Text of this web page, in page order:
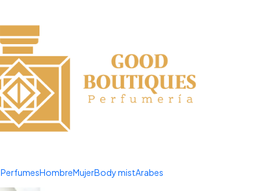
PerfumesHombreMujerBody mistArabes
TOY 2
Mostrar stock de ubicaciones